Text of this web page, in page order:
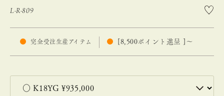
L-R-809
完全受注生産アイテム 8,500ポイント進呈 ] 〜